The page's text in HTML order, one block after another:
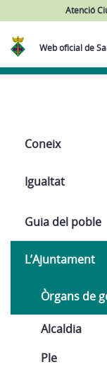
Atenció
Web oficial de
Navega
Coneix
Igualtat
Guia del poble
L’Ajuntament
Òrgans de
Alcaldia
Ple